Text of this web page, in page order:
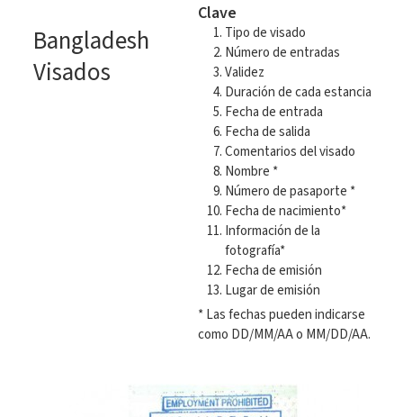
Clave
Tipo de visado
Número de entradas
Validez
Duración de cada estancia
Fecha de entrada
Fecha de salida
Comentarios del visado
Nombre *
Número de pasaporte *
Fecha de nacimiento*
Información de la
fotografía*
Fecha de emisión
Lugar de emisión
* Las fechas pueden indicarse
como DD/MM/AA o MM/DD/AA.
Bangladesh
Visados